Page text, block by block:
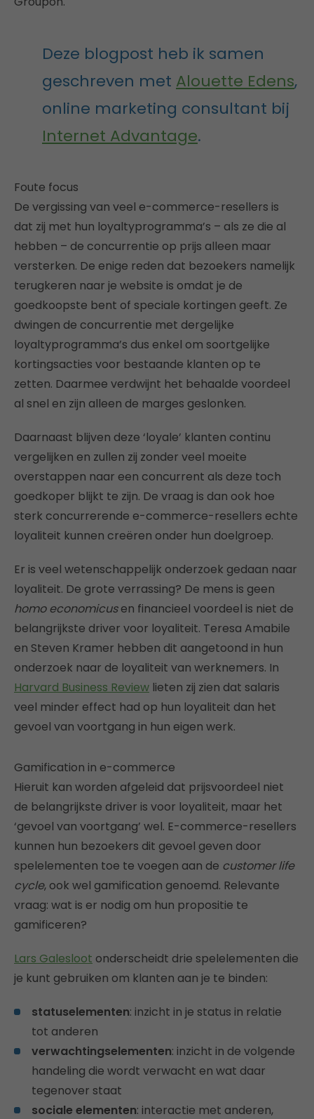
Deze blogpost heb ik samen
geschreven met Alouette Edens,
online marketing consultant bij
Internet Advantage.
Foute focus
De vergissing van veel e-commerce-resellers is
dat zij met hun loyaltyprogramma’s – als ze die al
hebben – de concurrentie op prijs alleen maar
versterken. De enige reden dat bezoekers namelijk
terugkeren naar je website is omdat je de
goedkoopste bent of speciale kortingen geeft. Ze
dwingen de concurrentie met dergelijke
loyaltyprogramma’s dus enkel om soortgelijke
kortingsacties voor bestaande klanten op te
zetten. Daarmee verdwijnt het behaalde voordeel
al snel en zijn alleen de marges geslonken.
Daarnaast blijven deze ‘loyale’ klanten continu
vergelijken en zullen zij zonder veel moeite
overstappen naar een concurrent als deze toch
goedkoper blijkt te zijn. De vraag is dan ook hoe
sterk concurrerende e-commerce-resellers echte
loyaliteit kunnen creëren onder hun doelgroep.
Er is veel wetenschappelijk onderzoek gedaan naar
loyaliteit. De grote verrassing? De mens is geen
homo economicusen financieel voordeel is niet de
belangrijkste driver voor loyaliteit. Teresa Amabile
en Steven Kramer hebben dit aangetoond in hun
onderzoek naar de loyaliteit van werknemers. In
Harvard Business Review lieten zij zien dat salaris
veel minder effect had op hun loyaliteit dan het
gevoel van voortgang in hun eigen werk.
Gamification in e-commerce
Hieruit kan worden afgeleid dat prijsvoordeel niet
de belangrijkste driver is voor loyaliteit, maar het
‘gevoel van voortgang’ wel. E-commerce-resellers
kunnen hun bezoekers dit gevoel geven door
spelelementen toe te voegen aan de customer life
cycle, ook wel gamification genoemd. Relevante
vraag: wat is er nodig om hun propositie te
gamificeren?
Lars Galesloot onderscheidt drie spelelementen die
je kunt gebruiken om klanten aan je te binden:
statuselementen: inzicht in je status in relatie
tot anderen
verwachtingselementen: inzicht in de volgende
handeling die wordt verwacht en wat daar
tegenover staat
sociale elementen: interactie met anderen,